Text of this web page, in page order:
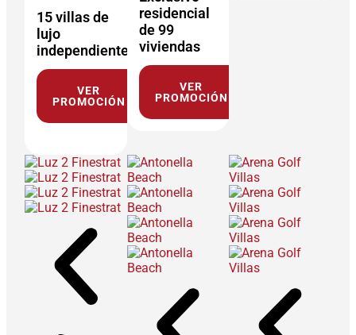
15 villas de
lujo
independientes
VER
PROMOCIÓN
residencial
de 99
viviendas
VER
PROMOCIÓN